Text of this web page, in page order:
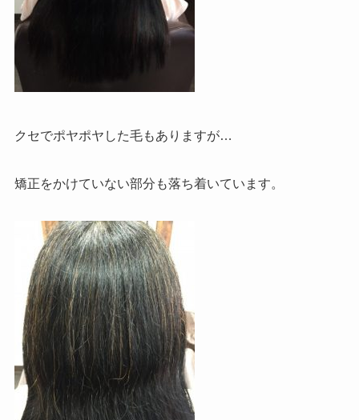
クセでポヤポヤした毛もありますが…
矯正をかけていない部分も落ち着いています。